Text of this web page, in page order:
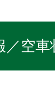
／空車